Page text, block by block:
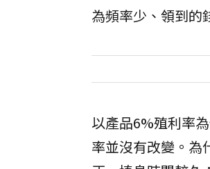
為頻率少、領到的
以產品6%殖利率
率並沒有改變。為